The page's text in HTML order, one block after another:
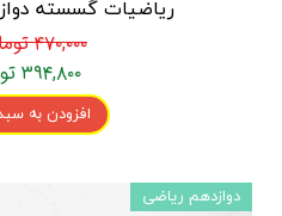
ریاضیات گسسته
۴۷۰,۰۰۰ تومان
۳۹۴,۸۰۰ تومان
افزودن به
دوازدهم ریاضی